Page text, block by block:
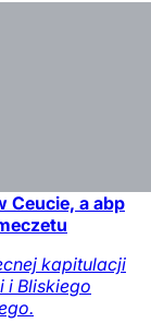
Ceucie, a abp
kapitulacji
i Bliskiego